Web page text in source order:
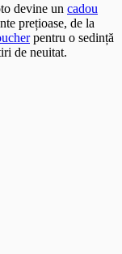
devine un cadou
prețioase, de la
pentru o sedință
de neuitat.